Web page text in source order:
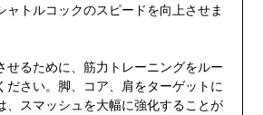
ャトルコックのスピードを向上させま
せるために、筋力トレーニングをルー
ださい。脚、コア、肩をターゲットに
、スマッシュを大幅に強化することが